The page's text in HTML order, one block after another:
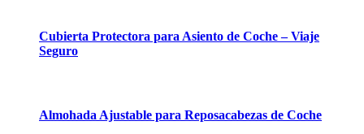
Cubierta Protectora para Asiento de Coche – Viaje
Seguro
Almohada Ajustable para Reposacabezas de Coche